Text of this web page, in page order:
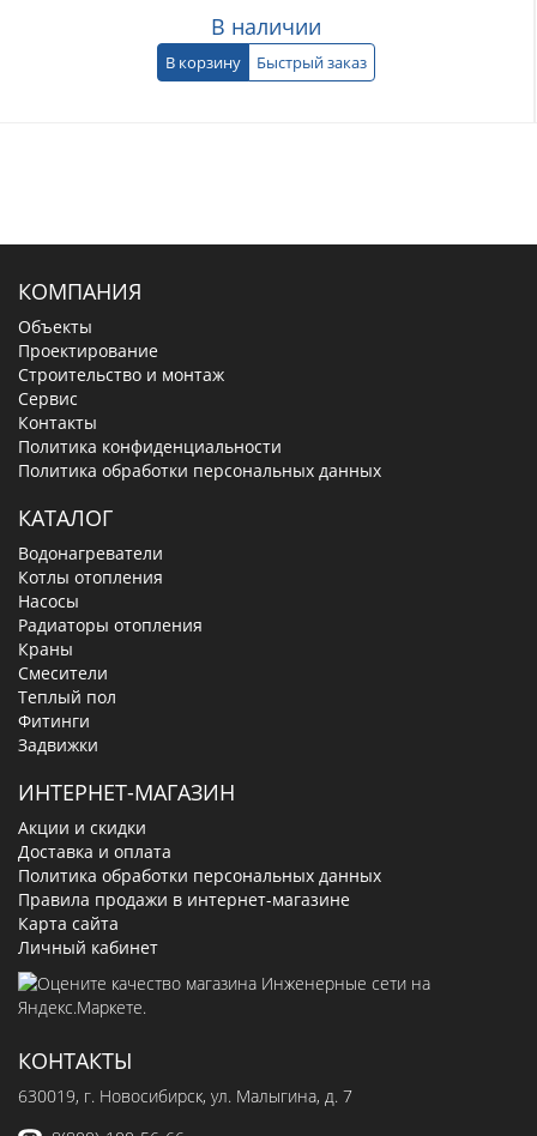
В наличии
В корзину Быстрый заказ
КОМПАНИЯ
Объекты
Проектирование
Строительство и монтаж
Сервис
Контакты
Политика конфиденциальности
Политика обработки персональных данных
КАТАЛОГ
Водонагреватели
Котлы отопления
Насосы
Радиаторы отопления
Краны
Смесители
Теплый пол
Фитинги
Задвижки
ИНТЕРНЕТ-МАГАЗИН
Акции и скидки
Доставка и оплата
Политика обработки персональных данных
Правила продажи в интернет-магазине
Карта сайта
Личный кабинет
КОНТАКТЫ
630019, г. Новосибирск, ул. Малыгина, д. 7